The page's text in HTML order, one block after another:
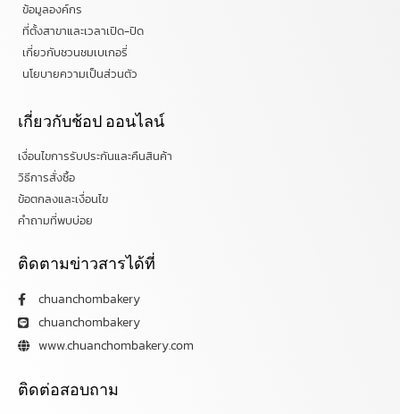
ข้อมูลองค์กร
ที่ตั้งสาขาและเวลาเปิด-ปิด
เกี่ยวกับชวนชมเบเกอรี่
นโยบายความเป็นส่วนตัว
เกี่ยวกับช้อป ออนไลน์
เงื่อนไขการรับประกันและคืนสินค้า
วิธีการสั่งซื้อ
ข้อตกลงและเงื่อนไข
คำถามที่พบบ่อย
ติดตามข่าวสารได้ที่
chuanchombakery
chuanchombakery
www.chuanchombakery.com
ติดต่อสอบถาม